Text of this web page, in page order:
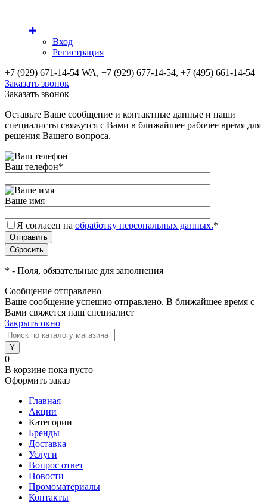
✚
Вход
Регистрация
+7 (929) 671-14-54 WA, +7 (929) 677-14-54, +7 (495) 661-14-54
Заказать звонок
Заказать звонок
Оставьте Ваше сообщение и контактные данные и наши
специалисты свяжутся с Вами в ближайшее рабочее время для
решения Вашего вопроса.
Ваш телефон*
Ваше имя
Я согласен на обработку персональных данных.*
* - Поля, обязательные для заполнения
Сообщение отправлено
Ваше сообщение успешно отправлено. В ближайшее время с
Вами свяжется наш специалист
Закрыть окно
0
В корзине пока пусто
Оформить заказ
Главная
Акции
Категории
Бренды
Доставка
Услуги
Вопрос ответ
Новости
Промоматериалы
Контакты